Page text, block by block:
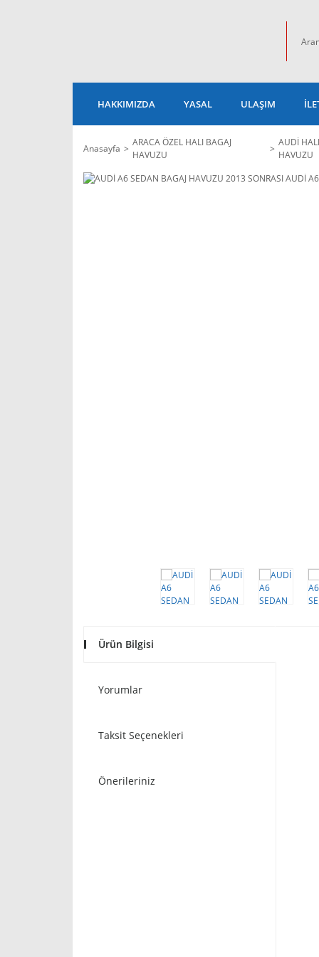
HAKKIMIZDA YASAL ULAŞIM
Anasayfa
ARACA ÖZEL HALI BAGAJ
HAVUZU
AUDİ
HAVUZU
Ürün Bilgisi
Yorumlar
Taksit Seçenekleri
Önerileriniz